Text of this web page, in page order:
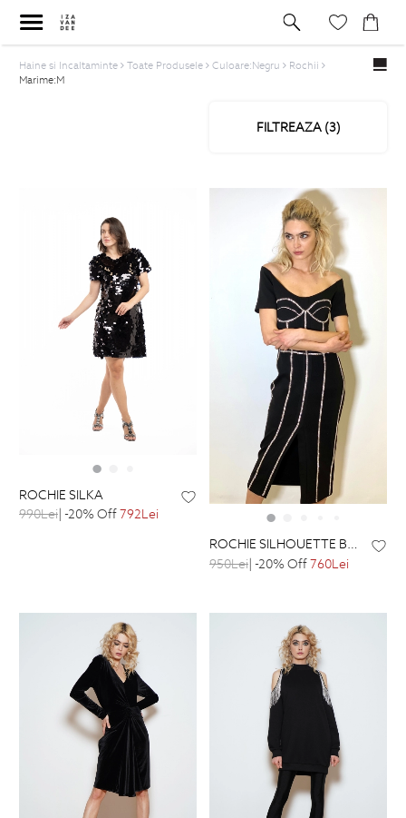
FILTREAZA (3)
Haine si Incaltaminte Toate Produsele Culoare:Negru
Rochii
Marime:M
ROCHIE SILKA
990Lei | -20% Off792Lei
ROCHIE SILHOUETTE BLACK
950Lei| -20% Off760Lei